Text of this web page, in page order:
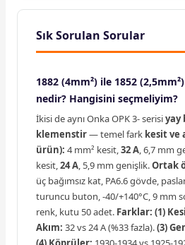
Sık Sorulan Sorular
1882 (4mm²) ile 1852
nedir? Hangisini seçmeliyim?
İkisi de aynı Onka OPK 3- serisiyay
klemenstir— temel fark kesit ve
ürün): 4 mm² kesit,32 A, 6,7 mm
kesit,24 A, 5,9 mm genişlik.Ortak
üç bağımsız kat, PA6.6 gövde,
turuncu buton, -40/+140°C, 9 mm
renk, kutu 50 adet. Farklar: (1)
Akım: 32 vs 24 A (%33 fazla).(3)